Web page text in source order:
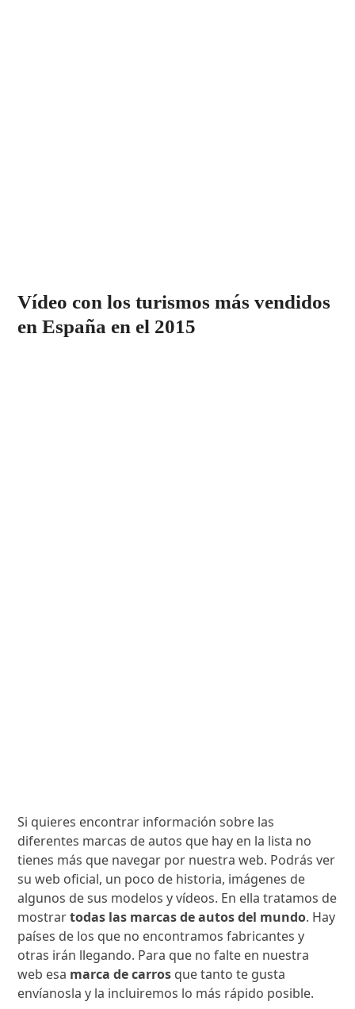
Vídeo con los turismos más vendidos
en España en el 2015
Si quieres encontrar información sobre las
diferentes marcas de autos que hay en la lista no
tienes más que navegar por nuestra web. Podrás ver
su web oficial, un poco de historia, imágenes de
algunos de sus modelos y vídeos. En ella tratamos de
mostrartodas las marcas de autos del mundo. Hay
países de los que no encontramos fabricantes y
otras irán llegando. Para que no falte en nuestra
web esa marca de carros que tanto te gusta
envíanosla y la incluiremos lo más rápido posible.